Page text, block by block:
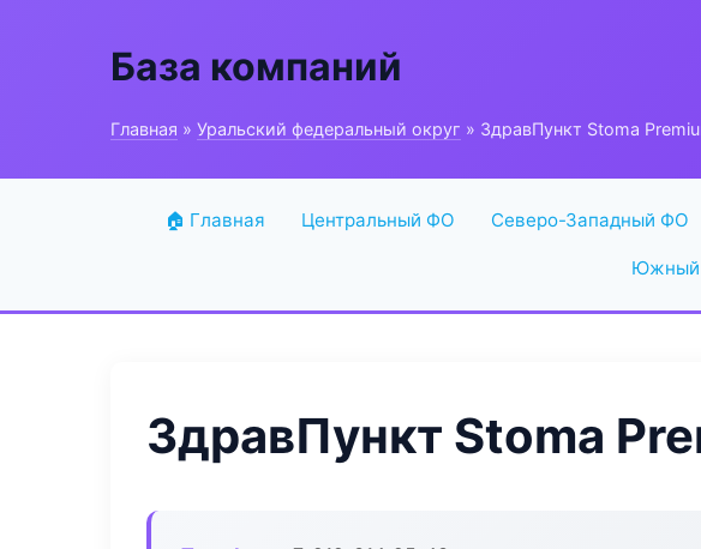
База компаний
Главная » Уральский федеральный округ » ЗдравПункт Stoma
🏠 Главная Центральный ФО Северо-Западный ФО
ЗдравПункт Stoma